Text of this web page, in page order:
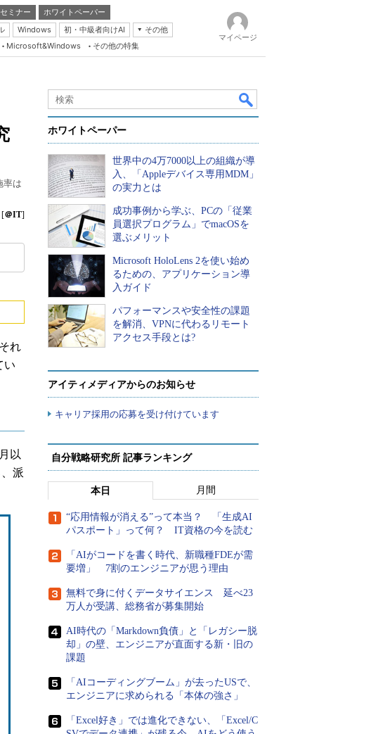
セミナー
ホワイトペーパー
Windows 初・中級者向けAI
その他
Server & Storage
Agile
Database Expert
＆ OSS
Master of IP Network
Security & Trust
ログ
Microsoft&Windows その他の特集
マイページ
率は
[＠IT]
れ
い
以
派
ホワイトペーパー
世界中の4万7000以上の組織が導
入、「Appleデバイス専用MDM」
の実力とは
成功事例から学ぶ、PCの「従業
員選択プログラム」でmacOSを
選ぶメリット
Microsoft HoloLens 2を使い始め
るための、アプリケーション導
入ガイド
パフォーマンスや安全性の課題
を解消、VPNに代わるリモート
アクセス手段とは?
アイティメディアからのお知らせ
キャリア採用の応募を受け付けています
自分戦略研究所 記事ランキング
本日 月間
“応用情報が消える”って本当？ 「生成AI
パスポート」って何？ IT資格の今を読む
「AIがコードを書く時代、新職種FDEが需
要増」 7割のエンジニアが思う理由
無料で身に付くデータサイエンス 延べ23
万人が受講、総務省が募集開始
AI時代の「Markdown負債」と「レガシー脱
却」の壁、エンジニアが直面する新・旧の
課題
「AIコーディングブーム」が去ったUSで、
エンジニアに求められる「本体の強さ」
「Excel好き」では進化できない、「Excel/C